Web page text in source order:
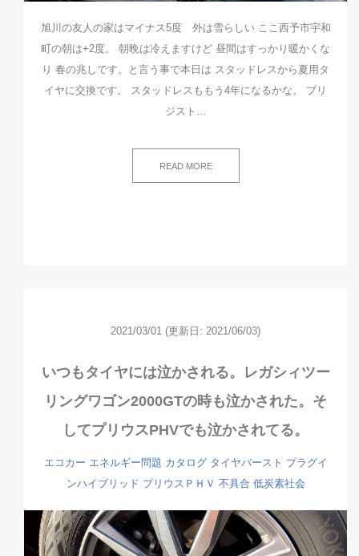
旭川の友人の家はマイナス5度 外は雪らしい ここ西予市宇和
町の朝は+2度。 朝晩は冷えますけど 昼間はすっかり暖かくな
り 春の兆しです。と言う事で本日は スタッドレスから夏用タ
イヤに交換です。 スタッドレスももう4年になるかな。 ブリ
ジスト…
READ MORE
2021/03/01 (更新日: 2021/06/03)
いつもタイヤには泣かされる。レガシィツー
リングワゴン2000GTの時も泣かされた。そ
してプリウスPHVでも泣かされてる。
エコカー エネルギー問題 カタログ タイヤバースト プラグイ
ンハイブリッド プリウスＰＨＶ 不具合 低炭素社会